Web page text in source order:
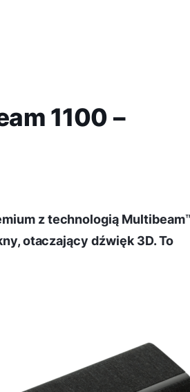
1100 –
z technologią
otaczający dźwięk 3D. To